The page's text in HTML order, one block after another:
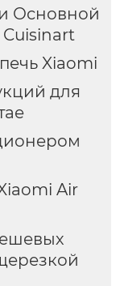
Основной
Xiaomi
для
Air